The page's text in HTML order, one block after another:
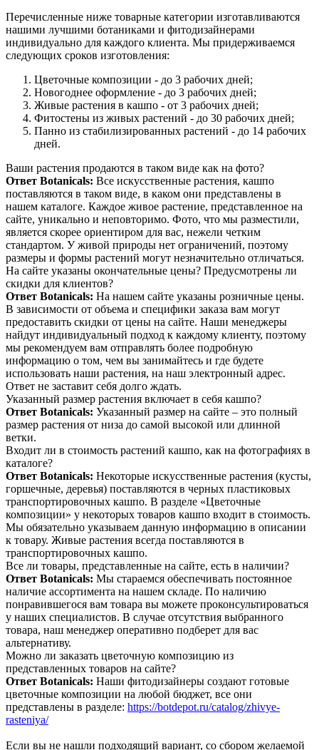
Перечисленные ниже товарные категории изготавливаются
нашими лучшими ботаниками и фитодизайнерами
индивидуально для каждого клиента. Мы придерживаемся
следующих сроков изготовления:
Цветочные композиции - до 3 рабочих дней;
Новогоднее оформление - до 3 рабочих дней;
Живые растения в кашпо - от 3 рабочих дней;
Фитостены из живых растений - до 30 рабочих дней;
Панно из стабилизированных растений - до 14 рабочих
дней.
Ваши растения продаются в таком виде как на фото?
Ответ Botanicals: Все искусственные растения, кашпо
поставляются в таком виде, в каком они представлены в
нашем каталоге. Каждое живое растение, представленное на
сайте, уникально и неповторимо. Фото, что мы разместили,
является скорее ориентиром для вас, нежели четким
стандартом. У живой природы нет ограничений, поэтому
размеры и формы растений могут незначительно отличаться.
На сайте указаны окончательные цены? Предусмотрены ли
скидки для клиентов?
Ответ Botanicals: На нашем сайте указаны розничные цены.
В зависимости от объема и специфики заказа вам могут
предоставить скидки от цены на сайте. Наши менеджеры
найдут индивидуальный подход к каждому клиенту, поэтому
мы рекомендуем вам отправлять более подробную
информацию о том, чем вы занимайтесь и где будете
использовать наши растения, на наш электронный адрес.
Ответ не заставит себя долго ждать.
Указанный размер растения включает в себя кашпо?
Ответ Botanicals: Указанный размер на сайте – это полный
размер растения от низа до самой высокой или длинной
ветки.
Входит ли в стоимость растений кашпо, как на фотографиях в
каталоге?
Ответ Botanicals: Некоторые искусственные растения (кусты,
горшечные, деревья) поставляются в черных пластиковых
транспортировочных кашпо. В разделе «Цветочные
композиции» у некоторых товаров кашпо входит в стоимость.
Мы обязательно указываем данную информацию в описании
к товару. Живые растения всегда поставляются в
транспортировочных кашпо.
Все ли товары, представленные на сайте, есть в наличии?
Ответ Botanicals: Мы стараемся обеспечивать постоянное
наличие ассортимента на нашем складе. По наличию
понравившегося вам товара вы можете проконсультироваться
у наших специалистов. В случае отсутствия выбранного
товара, наш менеджер оперативно подберет для вас
альтернативу.
Можно ли заказать цветочную композицию из
представленных товаров на сайте?
Ответ Botanicals: Наши фитодизайнеры создают готовые
цветочные композиции на любой бюджет, все они
представлены в разделе: https://botdepot.ru/catalog/zhivye-
rasteniya/
Если вы не нашли подходящий вариант, со сбором желаемой